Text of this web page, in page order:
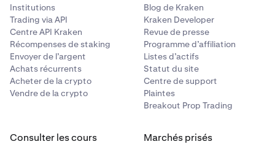
Institutions
Trading via API
Centre API Kraken
Récompenses de staking
Envoyer de l’argent
Achats récurrents
Acheter de la crypto
Vendre de la crypto
Blog de Kraken
Kraken Developer
Revue de presse
Programme d’affiliation
Listes d’actifs
Statut du site
Centre de support
Plaintes
Breakout Prop Trading
Consulter les cours Marchés prisés